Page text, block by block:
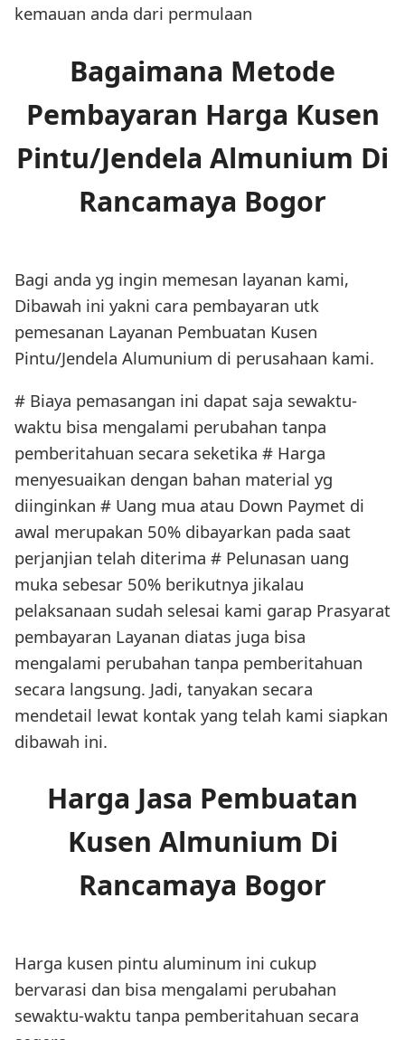
kemauan anda dari permulaan
Bagaimana Metode
Pembayaran Harga Kusen
Pintu/Jendela Almunium Di
Rancamaya Bogor
Bagi anda yg ingin memesan layanan kami,
Dibawah ini yakni cara pembayaran utk
pemesanan Layanan Pembuatan Kusen
Pintu/Jendela Alumunium di perusahaan kami.
# Biaya pemasangan ini dapat saja sewaktu-
waktu bisa mengalami perubahan tanpa
pemberitahuan secara seketika # Harga
menyesuaikan dengan bahan material yg
diinginkan # Uang mua atau Down Paymet di
awal merupakan 50% dibayarkan pada saat
perjanjian telah diterima # Pelunasan uang
muka sebesar 50% berikutnya jikalau
pelaksanaan sudah selesai kami garap Prasyarat
pembayaran Layanan diatas juga bisa
mengalami perubahan tanpa pemberitahuan
secara langsung. Jadi, tanyakan secara
mendetail lewat kontak yang telah kami siapkan
dibawah ini.
Harga Jasa Pembuatan
Kusen Almunium Di
Rancamaya Bogor
Harga kusen pintu aluminum ini cukup
bervarasi dan bisa mengalami perubahan
sewaktu-waktu tanpa pemberitahuan secara